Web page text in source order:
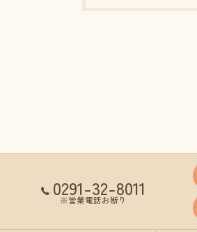
0291-32-8011
※営業電話お断り